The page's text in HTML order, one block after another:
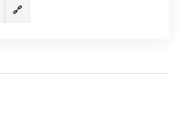
🔗